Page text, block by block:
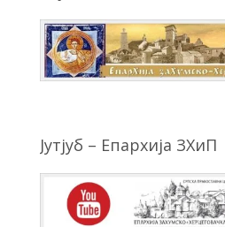
Јутјуб – Епархија ЗХиП